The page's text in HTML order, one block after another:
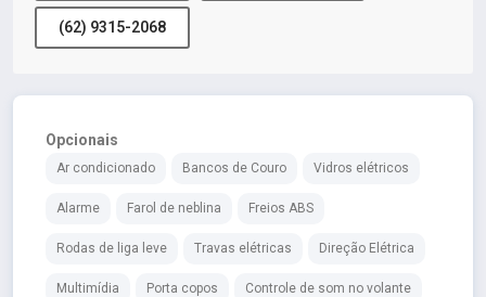
(62) 9315-2068
Opcionais
Ar condicionado Bancos de Couro Vidros elétricos
Alarme Farol de neblina Freios ABS
Rodas de liga leve Travas elétricas Direção Elétrica
Multimídia Porta copos Controle de som no volante